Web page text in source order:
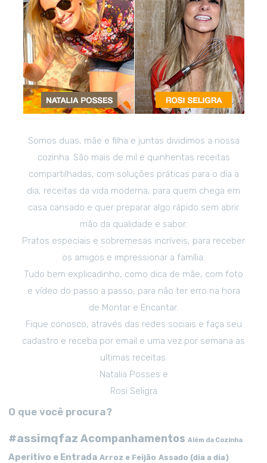
Somos duas, mãe e filha e juntas dividimos a nossa
cozinha. São mais de mil e quinhentas receitas
compartilhadas, com soluções práticas para o dia a
dia, receitas da vida moderna, para quem chega em
casa cansado e quer preparar algo rápido sem abrir
mão da qualidade e sabor.
Pratos especiais e sobremesas incríveis, para receber
os amigos e impressionar a família.
Tudo bem explicadinho, como dica de mãe, com foto
e vídeo do passo a passo, para não ter erro na hora
de Montar e Encantar.
Fique conosco, através das redes sociais e faça seu
cadastro e receba por email e uma vez por semana as
ultimas receitas.
Natalia Posses e
Rosi Seligra
O que você procura?
#assimqfaz Acompanhamentos Além da Cozinha
Aperitivo e Entrada Arroz e Feijão Assado (dia a dia)